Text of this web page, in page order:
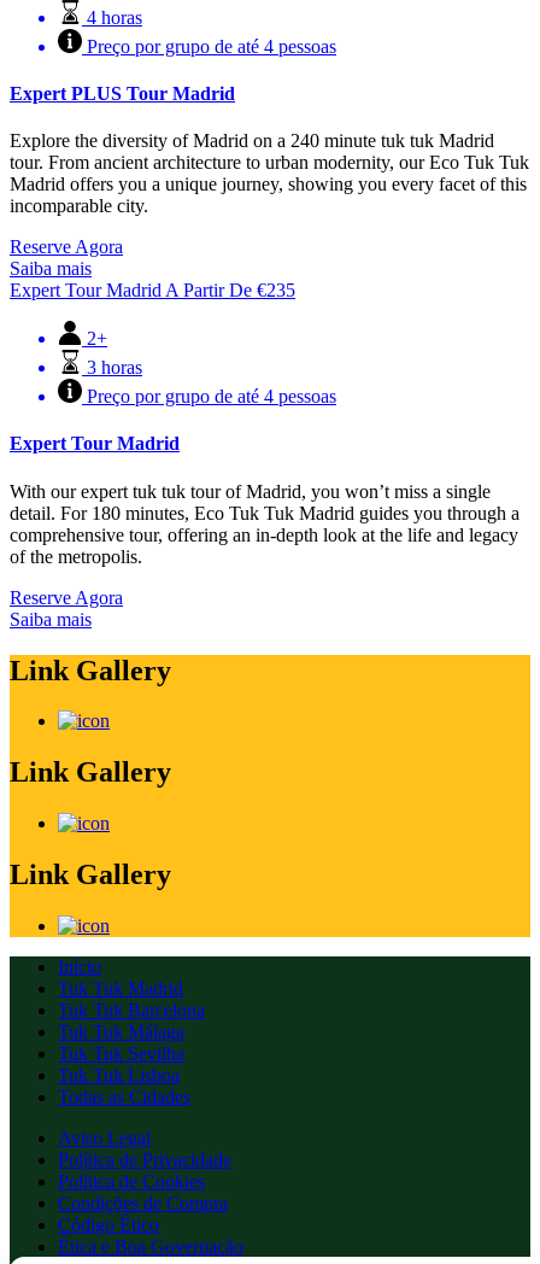
4 horas
Preço por grupo de até 4 pessoas
Expert PLUS Tour Madrid
Explore the diversity of Madrid on a 240 minute tuk tuk Madrid
tour. From ancient architecture to urban modernity, our Eco Tuk Tuk
Madrid offers you a unique journey, showing you every facet of this
incomparable city.
Reserve Agora
Saiba mais
Expert Tour Madrid A Partir De €235
2+
3 horas
Preço por grupo de até 4 pessoas
Expert Tour Madrid
With our expert tuk tuk tour of Madrid, you won’t miss a single
detail. For 180 minutes, Eco Tuk Tuk Madrid guides you through a
comprehensive tour, offering an in-depth look at the life and legacy
of the metropolis.
Reserve Agora
Saiba mais
Link Gallery
Link Gallery
Link Gallery
Início
Tuk Tuk Madrid
Tuk Tuk Barcelona
Tuk Tuk Málaga
Tuk Tuk Sevilha
Tuk Tuk Lisboa
Todas as Cidades
Aviso Legal
Política de Privacidade
Política de Cookies
Condições de Compra
Código Ético
Ética e Boa Governação